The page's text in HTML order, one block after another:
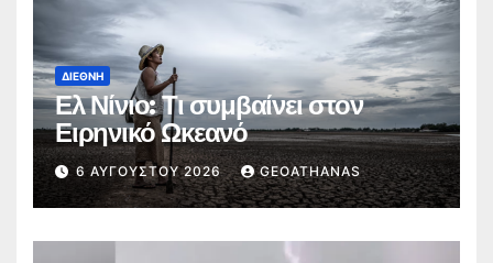
ΔΙΕΘΝΉ
Ελ Νίνιο: Τι συμβαίνει στον
Ειρηνικό Ωκεανό
6 ΑΥΓΟΎΣΤΟΥ 2026 GEOATHANAS